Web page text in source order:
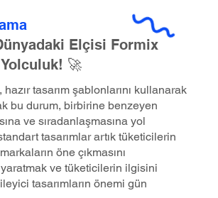
Elçisi Formix
🚀
tasarım şablonlarını kullanarak
bu durum, birbirine benzeyen
ve sıradanlaşmasına yol
tasarımlar artık tüketicilerin
öne çıkmasını
yaratmak ve tüketicilerin ilgisini
tasarımların önemi gün